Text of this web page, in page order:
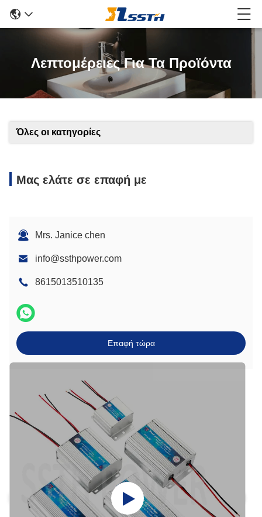
Λεπτομέρειες Για Τα Προϊόντα
Όλες οι κατηγορίες
Μας ελάτε σε επαφή με
Mrs. Janice chen
info@ssthpower.com
8615013510135
Επαφή τώρα